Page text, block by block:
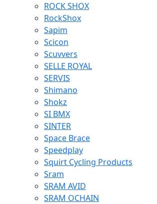
ROCK SHOX
RockShox
Sapim
Scicon
Scuvvers
SELLE ROYAL
SERVIS
Shimano
Shokz
SI BMX
SINTER
Space Brace
Speedplay
Squirt Cycling Products
Sram
SRAM AVID
SRAM OCHAIN